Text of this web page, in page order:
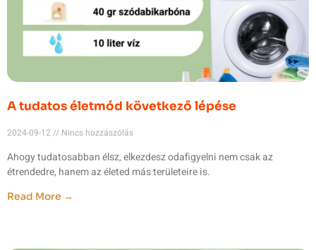
A tudatos életmód következő lépése
2024-09-12 Nincs hozzászólás
Ahogy tudatosabban élsz, elkezdesz odafigyelni nem csak az
étrendedre, hanem az életed más területeire is.
Read More →